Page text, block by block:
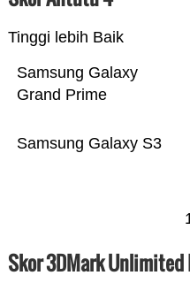
Tinggi lebih Baik
Samsung Galaxy S3
Samsung Galaxy
Grand Prime
Skor 3DMark